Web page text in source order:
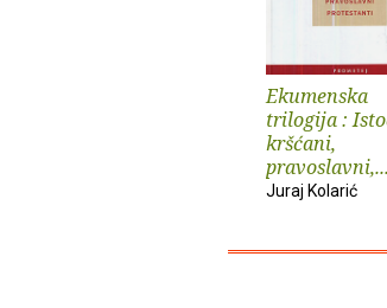
Ekumenska
trilogija :
kršćani,
pravoslavni,...
Juraj Kolarić